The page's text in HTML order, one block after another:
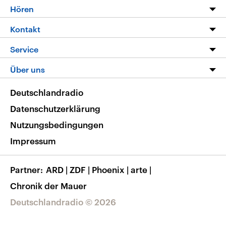
Programm
Die Nachrichten
Nachrichtenleicht
Neue Beiträge auf dlf.de
Hören
Livestream
Podcasts
Deutschlandfunk App
Nachrichten App
Frequenzen
Kontakt
Hörerservice
Service
FAQ
Veranstaltungen
Musikliste
RSS
Über uns
Barrierefreiheit
Deutschlandradio © 2026
Deutschlandradio
Datenschutzerklärung
Nutzungsbedingungen
Impressum
Partner ARD | ZDF | Phoenix | arte |
Chronik der Mauer